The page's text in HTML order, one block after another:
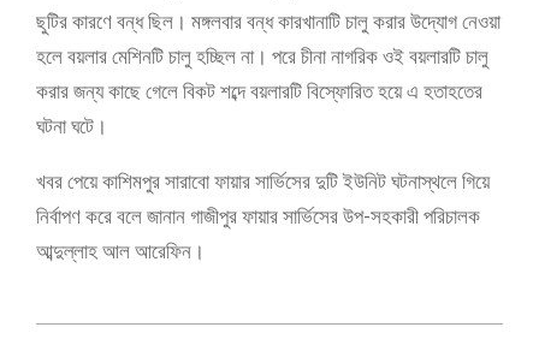
ছুটির কারণে বন্ধ ছিল। মঙ্গলবার বন্ধ কারখানাটি চালু করার উদ্যোগ নেওয়া
হলে বয়লার মেশিনটি চালু হচ্ছিল না। পরে চীনা নাগরিক ওই বয়লারটি চালু
করার জন্য কাছে গেলে বিকট শব্দে বয়লারটি বিস্ফোরিত হয়ে এ হতাহতের
ঘটনা ঘটে।
খবর পেয়ে কাশিমপুর সারাবো ফায়ার সার্ভিসের দুটি ইউনিট ঘটনাস্থলে গিয়ে
নির্বাপণ করে বলে জানান গাজীপুর ফায়ার সার্ভিসের উপ-সহকারী পরিচালক
আব্দুল্লাহ আল আরেফিন।